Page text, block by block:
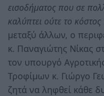
εισοδήματος που σε
καλύπτει ούτε το
μεταξύ άλλων, ο
κ. Παναγιώτης Νίκας
τον υπουργό
Τροφίμων κ. Γιώργο
ζητά να ληφθεί κάθε